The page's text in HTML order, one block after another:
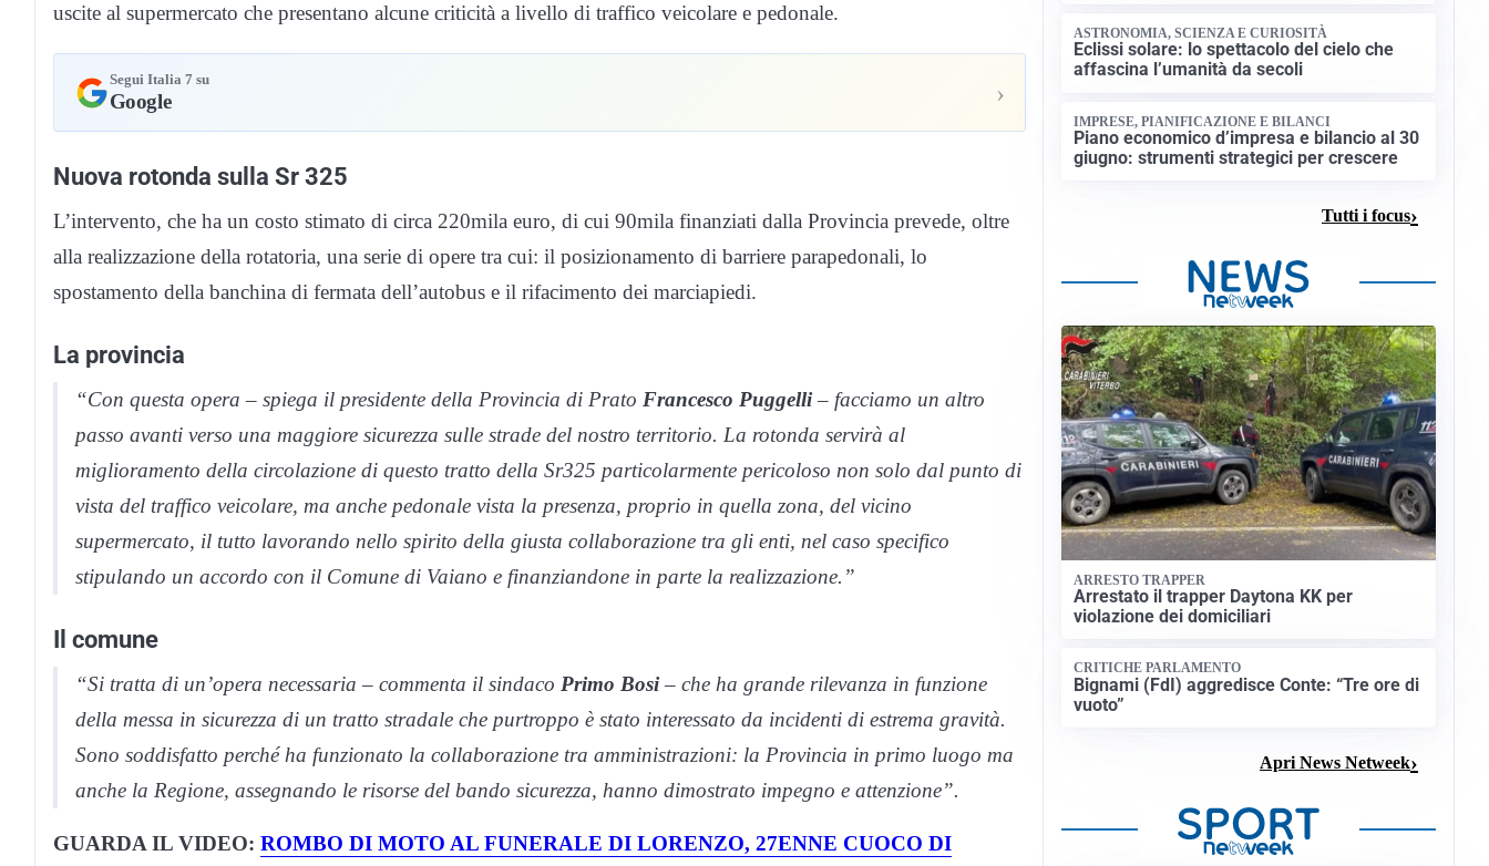
uscite al supermercato che presentano alcune criticità a livello di traffico veicolare e pedonale.
Segui Italia 7 su
Google ›
Nuova rotonda sulla Sr 325
L’intervento, che ha un costo stimato di circa 220mila euro, di cui 90mila finanziati dalla Provincia prevede, oltre
alla realizzazione della rotatoria, una serie di opere tra cui: il posizionamento di barriere parapedonali, lo
spostamento della banchina di fermata dell’autobus e il rifacimento dei marciapiedi.
La provincia
“Con questa opera – spiega il presidente della Provincia di Prato Francesco Puggelli– facciamo un altro
passo avanti verso una maggiore sicurezza sulle strade del nostro territorio. La rotonda servirà al
miglioramento della circolazione di questo tratto della Sr325 particolarmente pericoloso non solo dal punto di
vista del traffico veicolare, ma anche pedonale vista la presenza, proprio in quella zona, del vicino
supermercato, il tutto lavorando nello spirito della giusta collaborazione tra gli enti, nel caso specifico
stipulando un accordo con il Comune di Vaiano e finanziandone in parte la realizzazione.”
Il comune
“Si tratta di un’opera necessaria – commenta il sindaco Primo Bosi– che ha grande rilevanza in funzione
della messa in sicurezza di un tratto stradale che purtroppo è stato interessato da incidenti di estrema gravità.
Sono soddisfatto perché ha funzionato la collaborazione tra amministrazioni: la Provincia in primo luogo ma
anche la Regione, assegnando le risorse del bando sicurezza, hanno dimostrato impegno e attenzione”.
GUARDA IL VIDEO: ROMBO DI MOTO AL FUNERALE DI LORENZO, 27ENNE CUOCO DI
ASTRONOMIA, SCIENZA E CURIOSITÀ
Eclissi solare: lo spettacolo del cielo che
affascina l’umanità da secoli
IMPRESE, PIANIFICAZIONE E BILANCI
Piano economico d’impresa e bilancio al 30
giugno: strumenti strategici per crescere
Tutti i focus
ARRESTO TRAPPER
Arrestato il trapper Daytona KK per
violazione dei domiciliari
CRITICHE PARLAMENTO
Bignami (FdI) aggredisce Conte: “Tre ore di
vuoto”
Apri News Netweek